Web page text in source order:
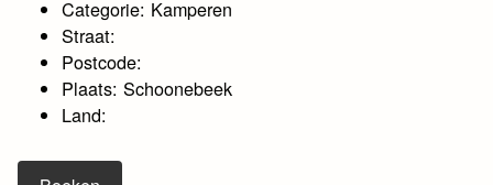
Categorie: Kamperen
Straat:
Postcode:
Plaats: Schoonebeek
Land: